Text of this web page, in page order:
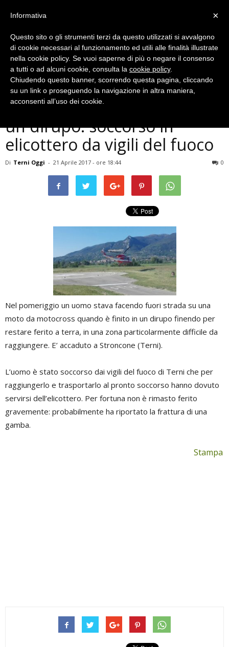
Cronaca
Terni, motociclista cade in
un dirupo: soccorso in
elicottero da vigili del fuoco
Di Terni Oggi - 21 Aprile 2017 - ore 18:44 0
Nel pomeriggio un uomo stava facendo fuori strada su una
moto da motocross quando è finito in un dirupo finendo per
restare ferito a terra, in una zona particolarmente difficile da
raggiungere. E’ accaduto a Stroncone (Terni).
L’uomo è stato soccorso dai vigili del fuoco di Terni che per
raggiungerlo e trasportarlo al pronto soccorso hanno dovuto
servirsi dell’elicottero. Per fortuna non è rimasto ferito
gravemente: probabilmente ha riportato la frattura di una
gamba.
Stampa
×
Informativa
Questo sito o gli strumenti terzi da questo utilizzati si avvalgono
di cookie necessari al funzionamento ed utili alle finalità illustrate
nella cookie policy. Se vuoi saperne di più o negare il consenso
a tutti o ad alcuni cookie, consulta la cookie policy.
Chiudendo questo banner, scorrendo questa pagina, cliccando
su un link o proseguendo la navigazione in altra maniera,
acconsenti all’uso dei cookie.